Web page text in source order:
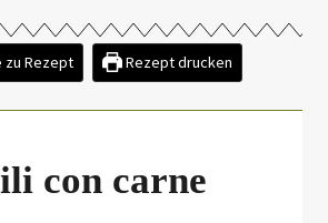
zu Rezept Rezept drucken
con carne